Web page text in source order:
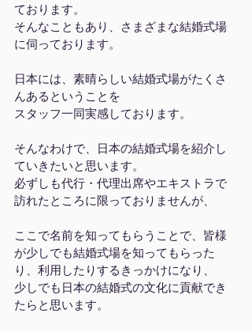
ております。
そんなこともあり、さまざまな結婚式場
に伺っております。
日本には、素晴らしい結婚式場がたくさ
んあるということを
スタッフ一同実感しております。
そんなわけで、日本の結婚式場を紹介し
ていきたいと思います。
必ずしも代行・代理出席やエキストラで
訪れたところに限っておりませんが、
ここで名前を知ってもらうことで、皆様
が少しでも結婚式場を知ってもらった
り、利用したりするきっかけになり、
少しでも日本の結婚式の文化に貢献でき
たらと思います。